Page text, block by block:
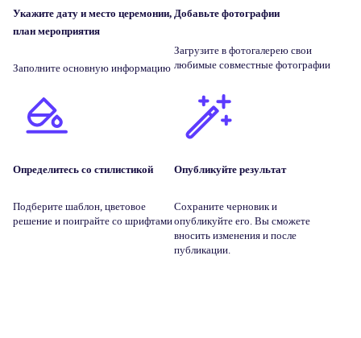
Укажите дату и место церемонии,
план мероприятия
Заполните основную информацию
Добавьте фотографии
Загрузите в фотогалерею свои
любимые совместные фотографии
Определитесь со стилистикой
Подберите шаблон, цветовое
решение и поиграйте со шрифтами
Опубликуйте результат
Сохраните черновик и
опубликуйте его. Вы сможете
вносить изменения и после
публикации.